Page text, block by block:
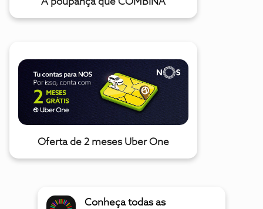
A poupança que COMBINA
Oferta de 2 meses Uber One
Conheça todas as